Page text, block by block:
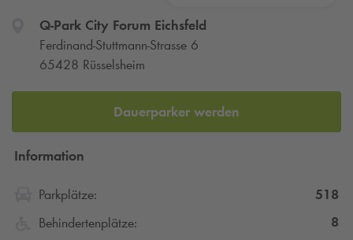
Q-ParkCity Forum Eichsfeld
Ferdinand-Stuttmann-Strasse 6
65428 Rüsselsheim
Dauerparker werden
Information
Parkplätze:
518
Behindertenplätze:
8